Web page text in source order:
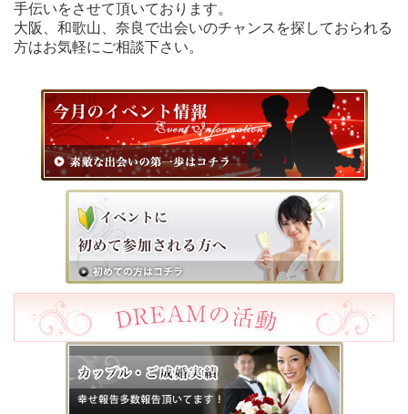
手伝いをさせて頂いております。
大阪、和歌山、奈良で出会いのチャンスを探しておられる
方はお気軽にご相談下さい。